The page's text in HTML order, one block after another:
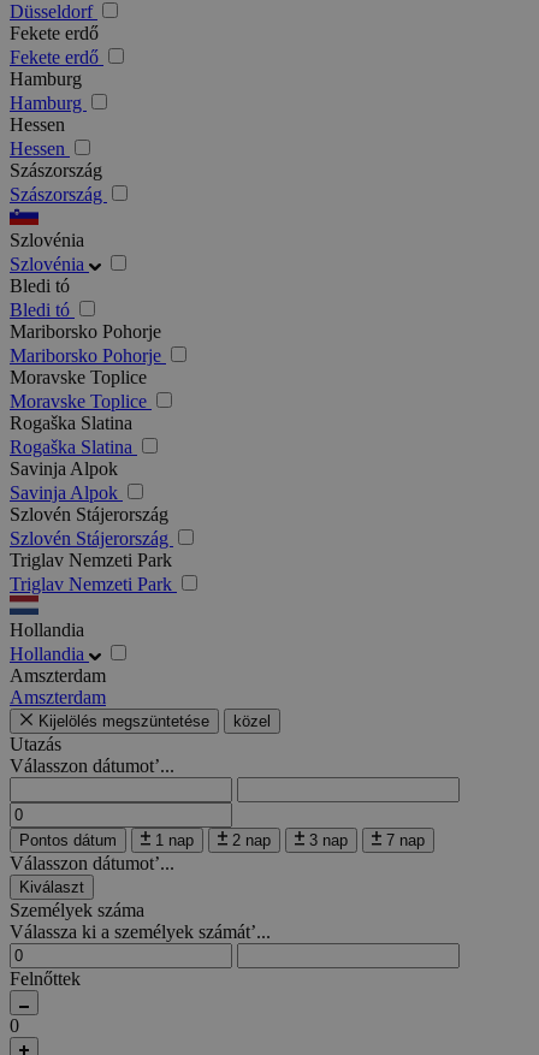
Düsseldorf
Fekete erdő
Fekete erdő
Hamburg
Hamburg
Hessen
Hessen
Szászország
Szászország
Szlovénia
Szlovénia
Bledi tó
Bledi tó
Mariborsko Pohorje
Mariborsko Pohorje
Moravske Toplice
Moravske Toplice
Rogaška Slatina
Rogaška Slatina
Savinja Alpok
Savinja Alpok
Szlovén Stájerország
Szlovén Stájerország
Triglav Nemzeti Park
Triglav Nemzeti Park
Hollandia
Hollandia
Amszterdam
Amszterdam
Kijelölés megszüntetése közel
Utazás
Válasszon dátumot’...
Pontos dátum 1 nap 2 nap 3 nap 7 nap
Válasszon dátumot’...
Kiválaszt
Személyek száma
Válassza ki a személyek számát’...
Felnőttek
0